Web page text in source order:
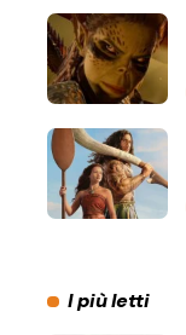
I più letti